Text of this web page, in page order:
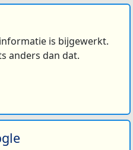
is bijgewerkt.
anders dan dat.